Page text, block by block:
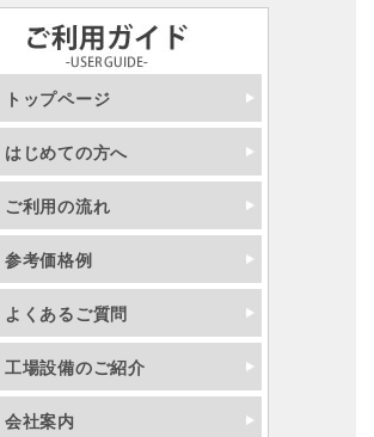
トップページ
はじめての方へ
ご利用の流れ
参考価格例
よくあるご質問
工場設備のご紹介
会社案内